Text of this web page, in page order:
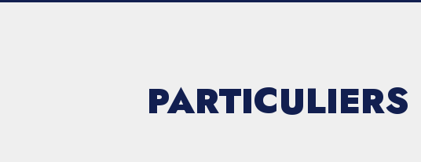
PARTICULIERS